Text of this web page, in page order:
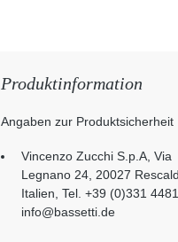
Produktinformation
Angaben zur Produktsicherheit
Vincenzo Zucchi S.p.A, Via
Legnano 24, 20027
Italien, Tel. +39 (0)331
info@bassetti.de